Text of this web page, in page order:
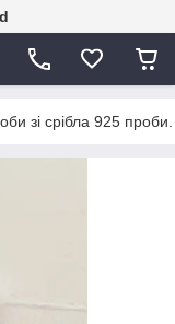
зі срібла 925 проби.